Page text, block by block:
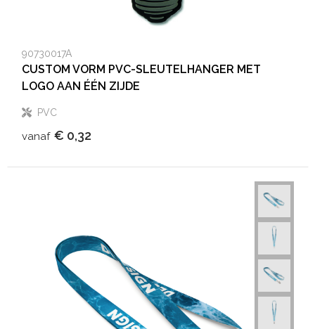
90730017A
CUSTOM VORM PVC-SLEUTELHANGER MET
LOGO AAN ÉÉN ZIJDE
PVC
vanaf € 0,32